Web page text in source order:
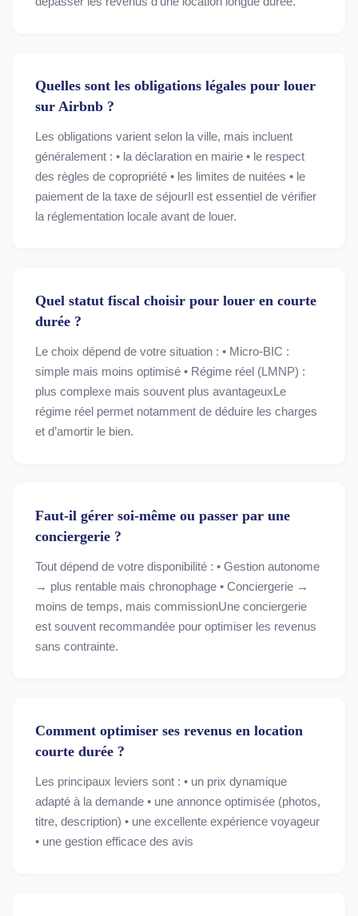
Quelles sont les obligations légales pour louer
sur Airbnb ?
Les obligations varient selon la ville, mais incluent
généralement : • la déclaration en mairie • le respect
des règles de copropriété • les limites de nuitées • le
paiement de la taxe de séjourIl est essentiel de vérifier
la réglementation locale avant de louer.
Quel statut fiscal choisir pour louer en courte
durée ?
Le choix dépend de votre situation : • Micro-BIC :
simple mais moins optimisé • Régime réel (LMNP) :
plus complexe mais souvent plus avantageuxLe
régime réel permet notamment de déduire les charges
et d’amortir le bien.
Faut-il gérer soi-même ou passer par une
conciergerie ?
Tout dépend de votre disponibilité : • Gestion autonome
→ plus rentable mais chronophage • Conciergerie →
moins de temps, mais commissionUne conciergerie
est souvent recommandée pour optimiser les revenus
sans contrainte.
Comment optimiser ses revenus en location
courte durée ?
Les principaux leviers sont : • un prix dynamique
adapté à la demande • une annonce optimisée (photos,
titre, description) • une excellente expérience voyageur
• une gestion efficace des avis